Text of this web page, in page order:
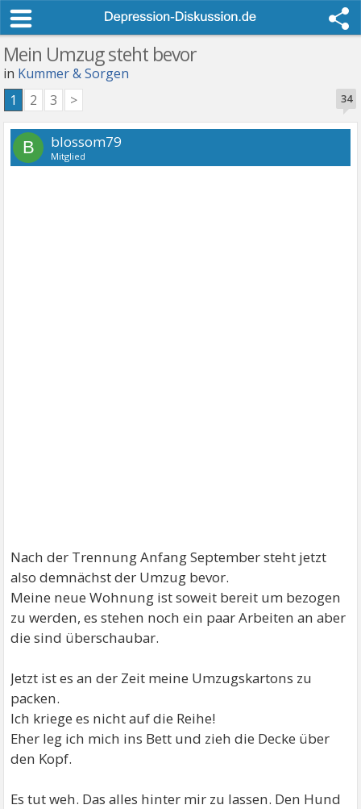
Mein Umzug steht bevor
in Kummer & Sorgen
34
1 2 3 >
B blossom79
Mitglied
Nach der Trennung Anfang September steht jetzt
also demnächst der Umzug bevor.
Meine neue Wohnung ist soweit bereit um bezogen
zu werden, es stehen noch ein paar Arbeiten an aber
die sind überschaubar.
Jetzt ist es an der Zeit meine Umzugskartons zu
packen.
Ich kriege es nicht auf die Reihe!
Eher leg ich mich ins Bett und zieh die Decke über
den Kopf.
Es tut weh. Das alles hinter mir zu lassen. Den Hund